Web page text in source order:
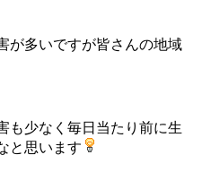
が多いですが皆さんの地域
も少なく毎日当たり前に生
と思います